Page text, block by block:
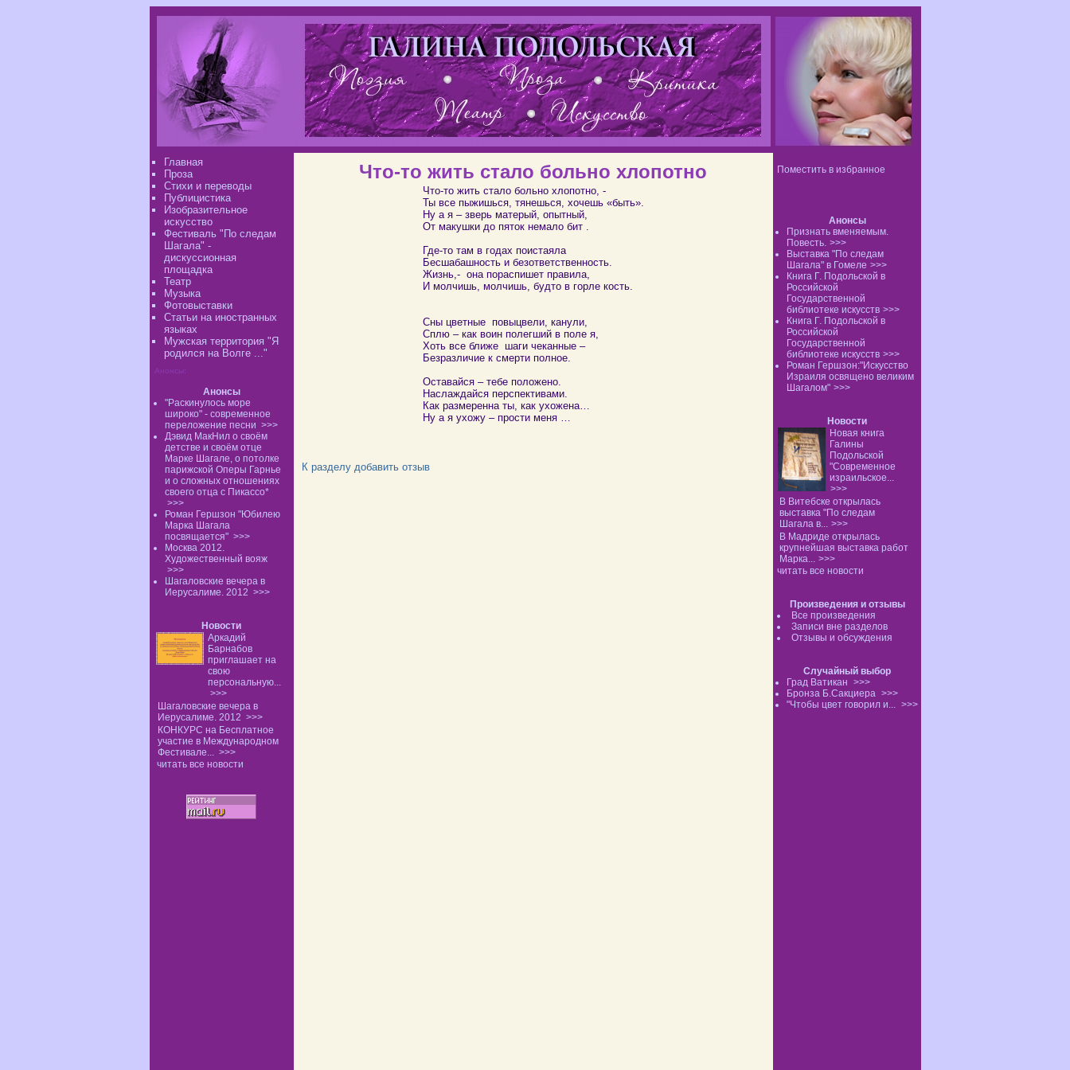
Поместить в избранное
Анонсы
Признать вменяемым.
Повесть. >>>
Выставка "По следам
Шагала" в Гомеле >>>
Книга Г. Подольской в
Российской
Государственной
библиотеке искусств >>>
Книга Г. Подольской в
Российской
Государственной
библиотеке искусств >>>
Роман Гершзон:"Искусство
Израиля освящено великим
Шагалом" >>>
Новости
Новая книга
Галины
Подольской
"Современное
израильское...
>>>
В Витебске открылась
выставка "По следам
Шагала в... >>>
В Мадриде открылась
крупнейшая выставка работ
Марка... >>>
читать все новости
Произведения и отзывы
Все произведения
Записи вне разделов
Отзывы и обсуждения
Случайный выбор
Град Ватикан >>>
Бронза Б.Сакциера >>>
"Чтобы цвет говорил и... >>>
Главная
Проза
Стихи и переводы
Публицистика
Изобразительное
искусство
Фестиваль "По следам
Шагала" -
дискуссионная
площадка
Театр
Музыка
Фотовыставки
Статьи на иностранных
языках
Мужская территория "Я
родился на Волге ..."
Анонсы:
Анонсы
"Раскинулось море
широко" - современное
переложение песни >>>
Дэвид МакНил о своём
детстве и своём отце
Марке Шагале, о потолке
парижской Оперы Гарнье
и о сложных отношениях
своего отца с Пикассо*
>>>
Роман Гершзон "Юбилею
Марка Шагала
посвящается" >>>
Москва 2012.
Художественный вояж
>>>
Шагаловские вечера в
Иерусалиме. 2012 >>>
Новости
Аркадий
Барнабов
приглашает на
свою
персональную...
>>>
Шагаловские вечера в
Иерусалиме. 2012 >>>
КОНКУРС на Бесплатное
участие в Международном
Фестивале... >>>
читать все новости
Что-то жить стало больно хлопотно
Что-то жить стало больно хлопотно, -
Ты все пыжишься, тянешься, хочешь «быть».
Ну а я – зверь матерый, опытный,
От макушки до пяток немало бит .
Где-то там в годах поистаяла
Бесшабашность и безответственность.
Жизнь,- она пораспишет правила,
И молчишь, молчишь, будто в горле кость.
Сны цветные повыцвели, канули,
Сплю – как воин полегший в поле я,
Хоть все ближе шаги чеканные –
Безразличие к смерти полное.
Оставайся – тебе положено.
Наслаждайся перспективами.
Как размеренна ты, как ухожена…
Ну а я ухожу – прости меня …
К разделу добавить отзыв